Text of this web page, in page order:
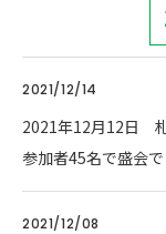
2021/12/14
2021年12月12日
参加者45名で盛会
2021/12/08